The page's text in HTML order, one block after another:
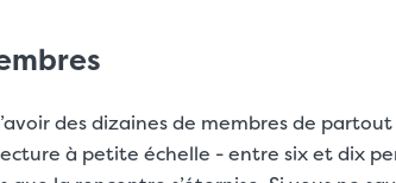
des dizaines de membres de
à petite échelle - entre six et dix